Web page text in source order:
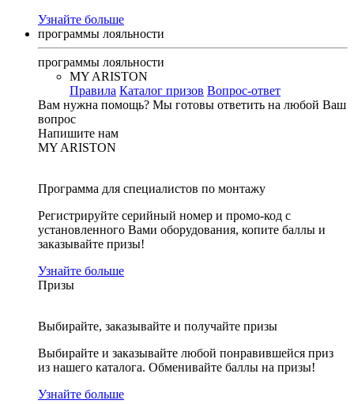
Узнайте больше
программы лояльности
программы лояльности
MY ARISTON
Правила Каталог призов Вопрос-ответ
Вам нужна помощь? Мы готовы ответить на любой Ваш
вопрос
Напишите нам
MY ARISTON
Программа для специалистов по монтажу
Регистрируйте серийный номер и промо-код с
установленного Вами оборудования, копите баллы и
заказывайте призы!
Узнайте больше
Призы
Выбирайте, заказывайте и получайте призы
Выбирайте и заказывайте любой понравившейся приз
из нашего каталога. Обменивайте баллы на призы!
Узнайте больше